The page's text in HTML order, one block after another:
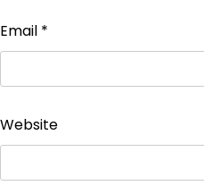
Email *
Website